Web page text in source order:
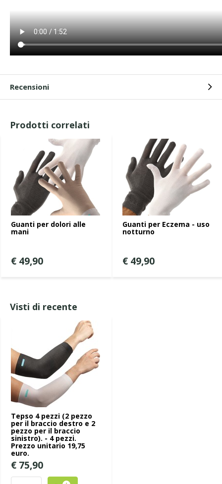
Recensioni
Prodotti correlati
Guanti per dolori alle
mani
€ 49,90
Guanti per Eczema - uso
notturno
€ 49,90
Visti di recente
Tepso 4 pezzi (2 pezzo
per il braccio destro e 2
pezzo per il braccio
sinistro). - 4 pezzi.
Prezzo unitario 19,75
euro.
€ 75,90